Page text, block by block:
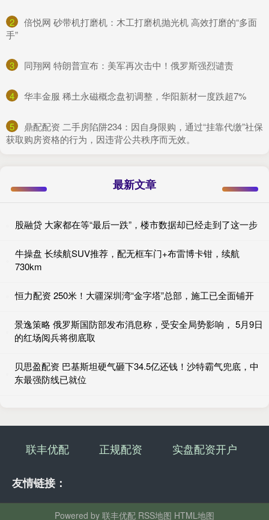
2
​倍悦网 砂带机打磨机：木工打磨机抛光机 高效打磨的“多面
手”
3 ​同翔网 特朗普宣布：美军再次击中！俄罗斯强烈谴责
4 ​华丰金服 稀土永磁概念盘初调整，华阳新材一度跌超7%
5
​鼎配配资 二手房陷阱234：因自身限购，通过“挂靠代缴”社保
获取购房资格的行为，因违背公共秩序而无效。
最新文章
股融贷 大家都在等“最后一跌”，楼市数据却已经走到了这一步
牛操盘 长续航SUV推荐，配无框车门+布雷博卡钳，续航
730km
恒力配资 250米！大疆深圳湾“金字塔”总部，施工已全面铺开
景逸策略 俄罗斯国防部发布消息称，受安全局势影响， 5月9日
的红场阅兵将彻底取
贝思盈配资 巴基斯坦硬气砸下34.5亿还钱！沙特霸气兜底，中
东最强防线已就位
联丰优配 正规配资 实盘配资开户
友情链接：
Powered by 联丰优配 RSS地图 HTML地图